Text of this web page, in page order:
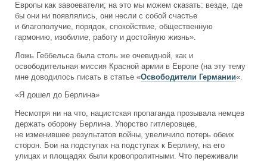
Европы как завоеватели; на это мы можем сказать: везде, где
бы они ни появлялись, они несли с собой счастье
и благополучие, порядок, спокойствие, общественную
гармонию, изобилие, работу и достойную жизнь».
Ложь Геббельса была столь же очевидной, как и
освободительная миссия Красной армии в Европе (на эту тему
мне доводилось писать в статье «Освободители Германии«.
«Я дошел до Берлина»
Несмотря ни на что, нацистская пропаганда прозывала немцев
держать оборону Берлина. Упорство гитлеровцев,
не изменившее результатов войны, увеличило потерь обеих
сторон. Бои на подступах на подступах к Берлину, на его
улицах и площадях были кровопролитными. Что переживали